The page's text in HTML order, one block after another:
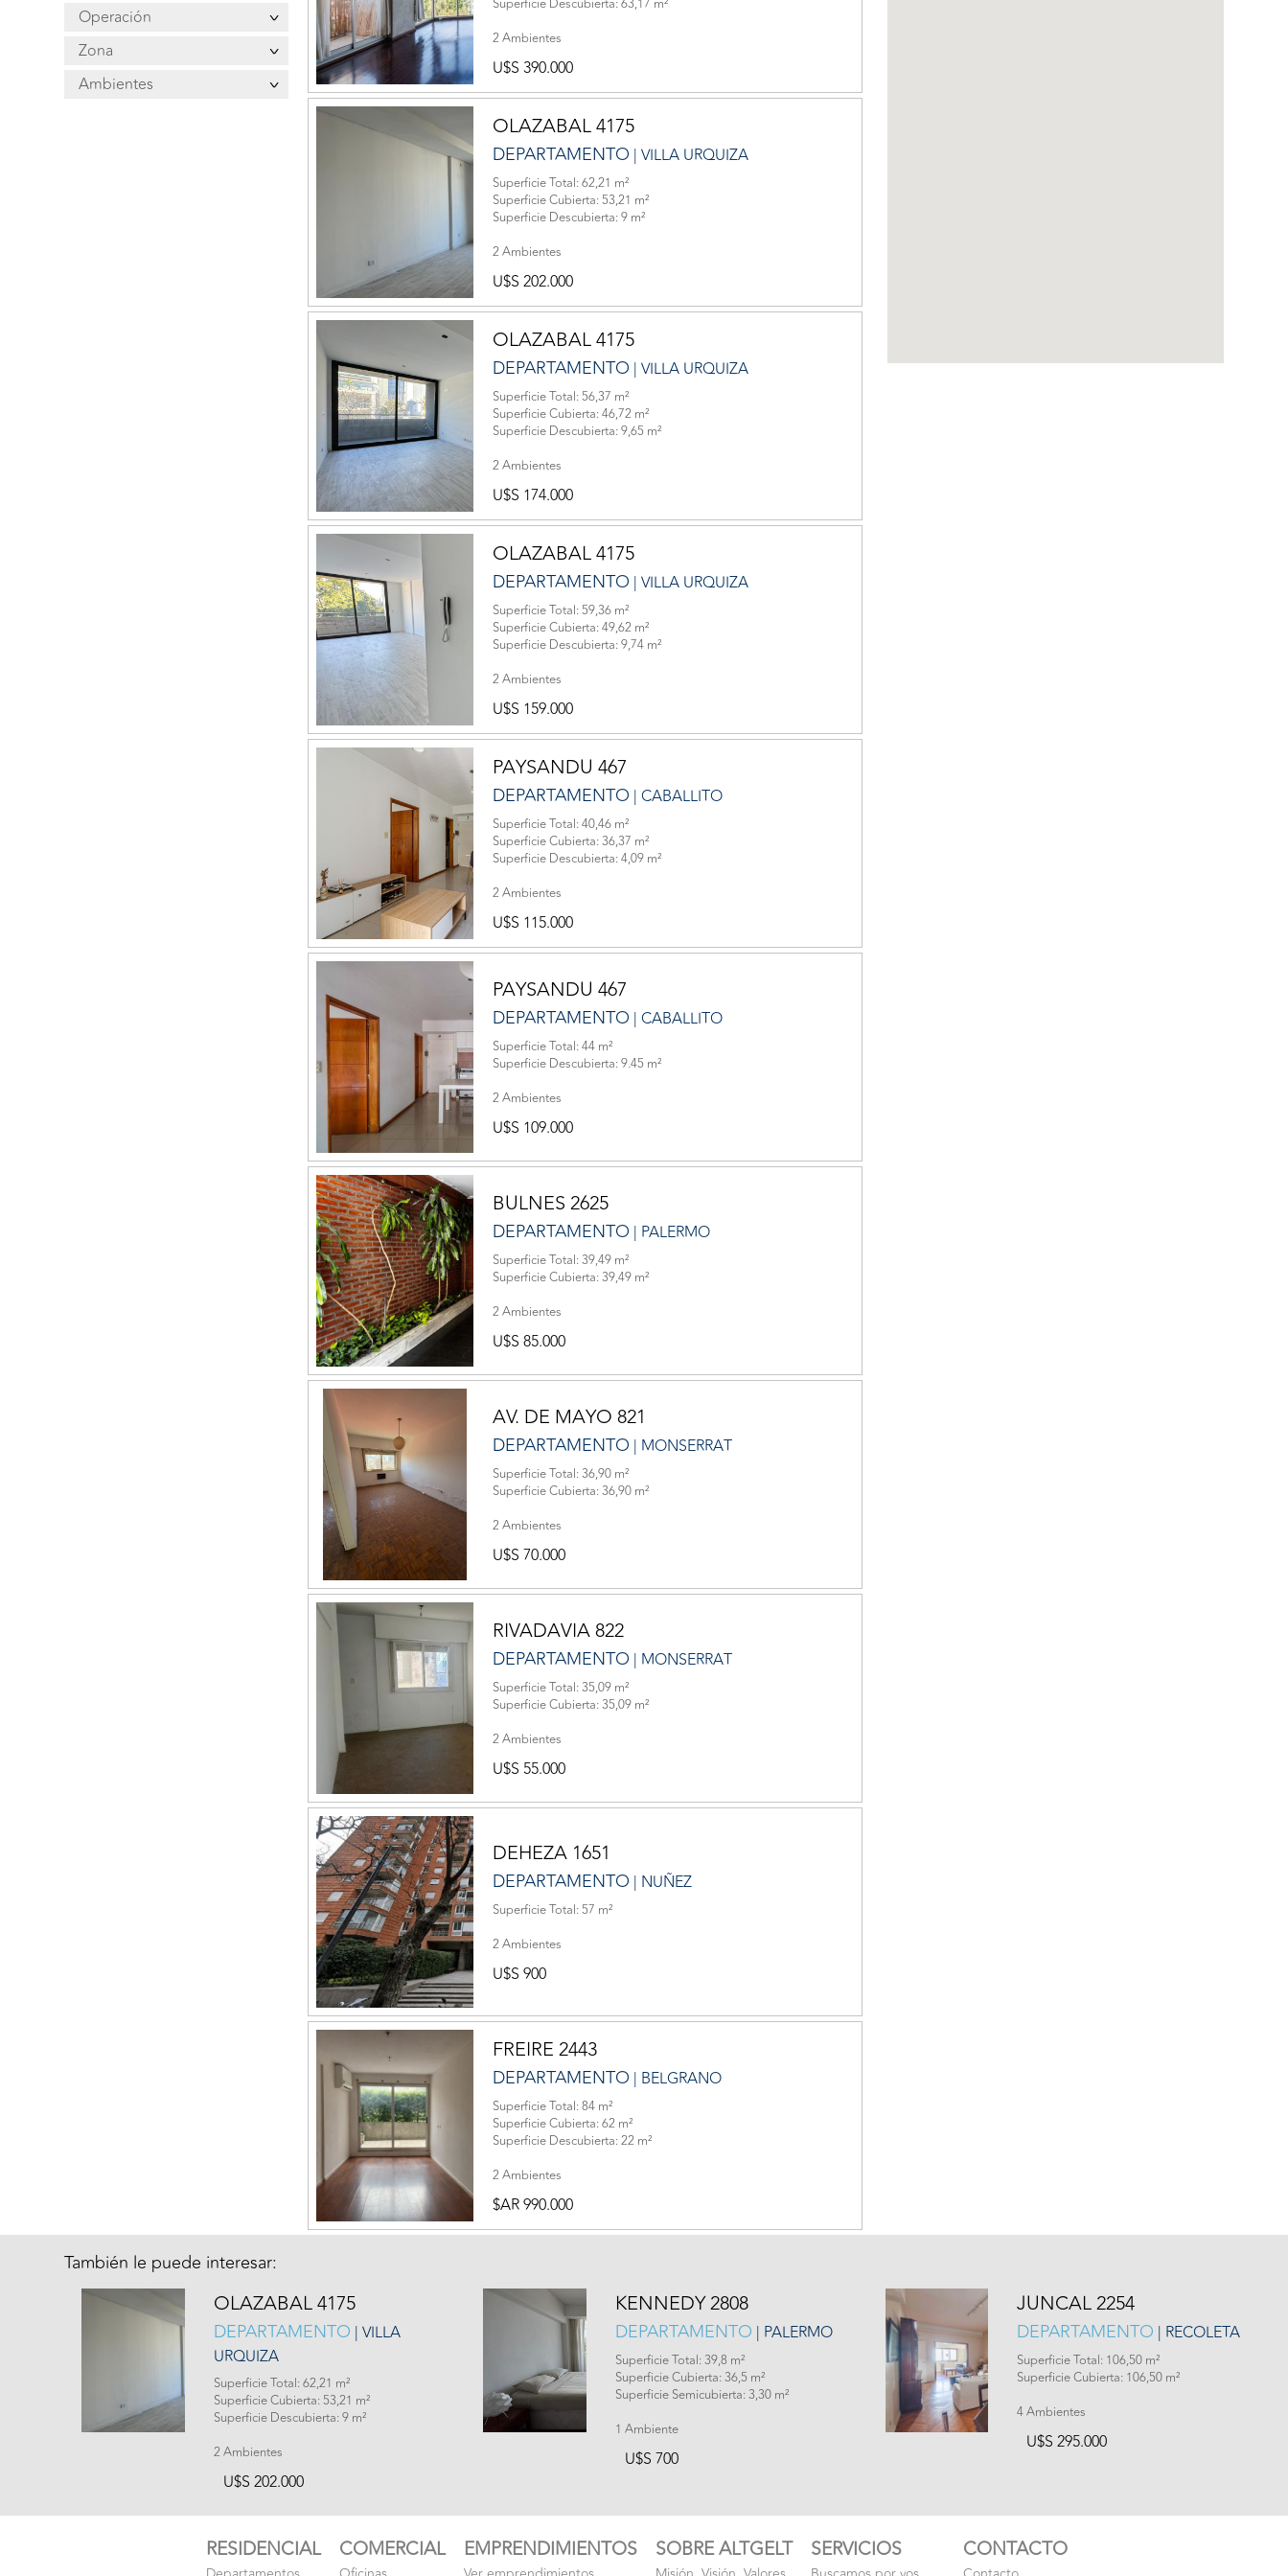
Operación
Zona
Ambientes
Superficie Descubierta: 63,17 m²
2 Ambientes
U$S 390.000
OLAZABAL 4175
DEPARTAMENTO | VILLA URQUIZA
Superficie Total: 62,21 m²
Superficie Cubierta: 53,21 m²
Superficie Descubierta: 9 m²
2 Ambientes
U$S 202.000
OLAZABAL 4175
DEPARTAMENTO | VILLA URQUIZA
Superficie Total: 56,37 m²
Superficie Cubierta: 46,72 m²
Superficie Descubierta: 9,65 m²
2 Ambientes
U$S 174.000
OLAZABAL 4175
DEPARTAMENTO | VILLA URQUIZA
Superficie Total: 59,36 m²
Superficie Cubierta: 49,62 m²
Superficie Descubierta: 9,74 m²
2 Ambientes
U$S 159.000
PAYSANDU 467
DEPARTAMENTO | CABALLITO
Superficie Total: 40,46 m²
Superficie Cubierta: 36,37 m²
Superficie Descubierta: 4,09 m²
2 Ambientes
U$S 115.000
PAYSANDU 467
DEPARTAMENTO | CABALLITO
Superficie Total: 44 m²
Superficie Descubierta: 9.45 m²
2 Ambientes
U$S 109.000
BULNES 2625
DEPARTAMENTO | PALERMO
Superficie Total: 39,49 m²
Superficie Cubierta: 39,49 m²
2 Ambientes
U$S 85.000
AV. DE MAYO 821
DEPARTAMENTO | MONSERRAT
Superficie Total: 36,90 m²
Superficie Cubierta: 36,90 m²
2 Ambientes
U$S 70.000
RIVADAVIA 822
DEPARTAMENTO | MONSERRAT
Superficie Total: 35,09 m²
Superficie Cubierta: 35,09 m²
2 Ambientes
U$S 55.000
DEHEZA 1651
DEPARTAMENTO | NUÑEZ
Superficie Total: 57 m²
2 Ambientes
U$S 900
FREIRE 2443
DEPARTAMENTO | BELGRANO
Superficie Total: 84 m²
Superficie Cubierta: 62 m²
Superficie Descubierta: 22 m²
2 Ambientes
$AR 990.000
También le puede interesar:
OLAZABAL 4175
DEPARTAMENTO | VILLA
URQUIZA
Superficie Total: 62,21 m²
Superficie Cubierta: 53,21 m²
Superficie Descubierta: 9 m²
2 Ambientes
U$S 202.000
KENNEDY 2808
DEPARTAMENTO | PALERMO
Superficie Total: 39,8 m²
Superficie Cubierta: 36,5 m²
Superficie Semicubierta: 3,30 m²
1 Ambiente
U$S 700
JUNCAL 2254
DEPARTAMENTO | RECOLETA
Superficie Total: 106,50 m²
Superficie Cubierta: 106,50 m²
4 Ambientes
U$S 295.000
RESIDENCIAL COMERCIAL EMPRENDIMIENTOS SOBRE ALTGELT SERVICIOS CONTACTO